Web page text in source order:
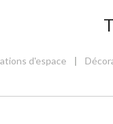
d'espace